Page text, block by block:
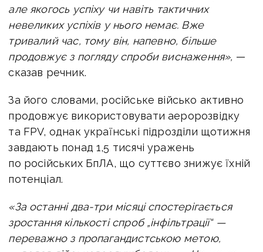
але якогось успіху чи навіть тактичних
невеликих успіхів у нього немає. Вже
тривалий час, тому він, напевно, більше
продовжує з погляду спроби виснаження», —
сказав речник.
За його словами, російське військо активно
продовжує використовувати аеророзвідку
та FPV, однак українські підрозділи щотижня
завдають понад 1,5 тисячі уражень
по російських БпЛА, що суттєво знижує їхній
потенціал.
«За останні два-три місяці спостерігається
зростання кількості спроб „інфільтрації“ —
переважно з пропагандистською метою,